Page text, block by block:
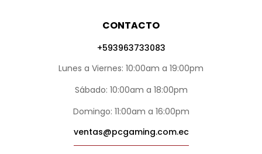
CONTACTO
+593963733083
Lunes a Viernes: 10:00am a 19:00pm
Sábado: 10:00am a 18:00pm
Domingo: 11:00am a 16:00pm
ventas@pcgaming.com.ec